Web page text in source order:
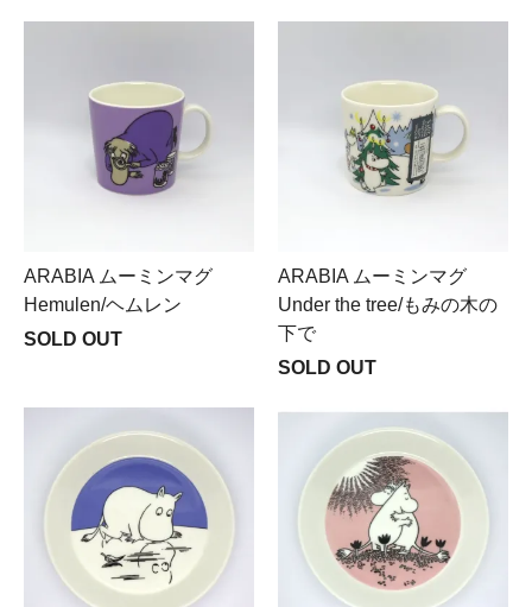
ARABIA ムーミンマグ
Hemulen/ヘムレン
SOLD OUT
ARABIA ムーミンマグ
Under the tree/もみの木の
下で
SOLD OUT